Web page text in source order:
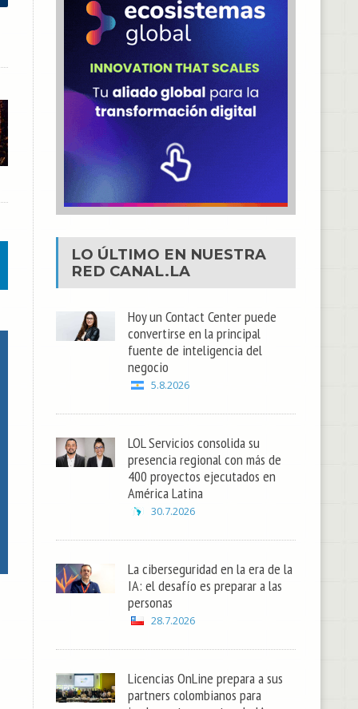
LO ÚLTIMO EN NUESTRA
RED CANAL.LA
Hoy un Contact Center puede
convertirse en la principal
fuente de inteligencia del
negocio
5.8.2026
LOL Servicios consolida su
presencia regional con más de
400 proyectos ejecutados en
América Latina
30.7.2026
La ciberseguridad en la era de la
IA: el desafío es preparar a las
personas
28.7.2026
Licencias OnLine prepara a sus
partners colombianos para